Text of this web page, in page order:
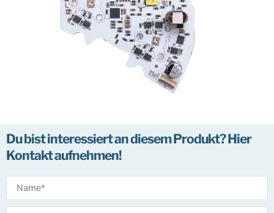
Du bist interessiert an diesem Produkt? Hier
Kontakt aufnehmen!